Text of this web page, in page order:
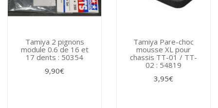
Tamiya 2 pignons
module 0.6 de 16 et
17 dents : 50354
9,90€
Tamiya Pare-choc
mousse XL pour
chassis TT-01 / TT-
02 : 54819
3,95€